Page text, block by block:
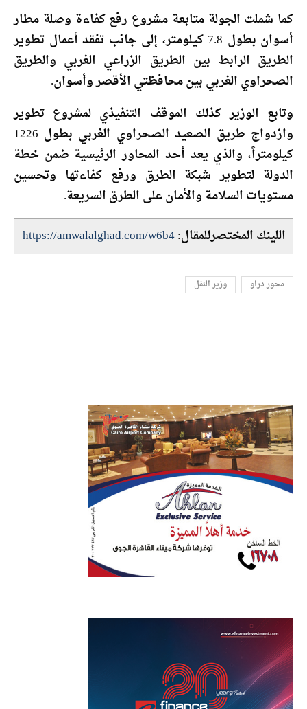
كما شملت الجولة متابعة مشروع رفع كفاءة وصلة مطار
أسوان بطول 7.8 كيلومتر، إلى جانب تفقد أعمال تطوير
الطريق الرابط بين الطريق الزراعي الغربي والطريق
الصحراوي الغربي بين محافظتي الأقصر وأسوان.
وتابع الوزير كذلك الموقف التنفيذي لمشروع تطوير
وازدواج طريق الصعيد الصحراوي الغربي بطول 1226
كيلومتراً، والذي يعد أحد المحاور الرئيسية ضمن خطة
الدولة لتطوير شبكة الطرق ورفع كفاءتها وتحسين
مستويات السلامة والأمان على الطرق السريعة.
اللينك المختصرللمقال:https://amwalalghad.com/w6b4
محور دراو وزير النفل